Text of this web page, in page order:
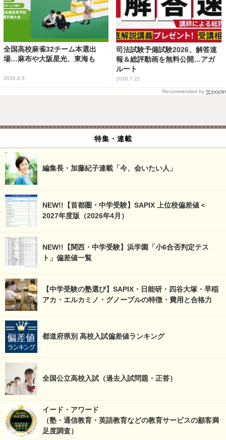
全国高校麻雀32チーム本選出
場…麻布や大阪星光、東海も
2026.8.5
司法試験予備試験2026、解答速
報＆総評動画を無料公開…アガ
ルート
2026.7.21
Recommended by
特集・連載
編集長・加藤紀子連載「今、会いたい人」
NEW!!【首都圏・中学受験】SAPIX 上位校偏差値＜
2027年度版（2026年4月）
NEW!!【関西・中学受験】浜学園「小6合否判定テス
ト」偏差値一覧
【中学受験の塾選び】SAPIX・日能研・四谷大塚・早稲
アカ・エルカミノ・グノーブルの特徴・費用と合格力
都道府県別 高校入試偏差値ランキング
全国公立高校入試（過去入試問題・正答）
イード・アワード
（塾・通信教育・英語教育などの教育サービスの顧客満
足度調査）